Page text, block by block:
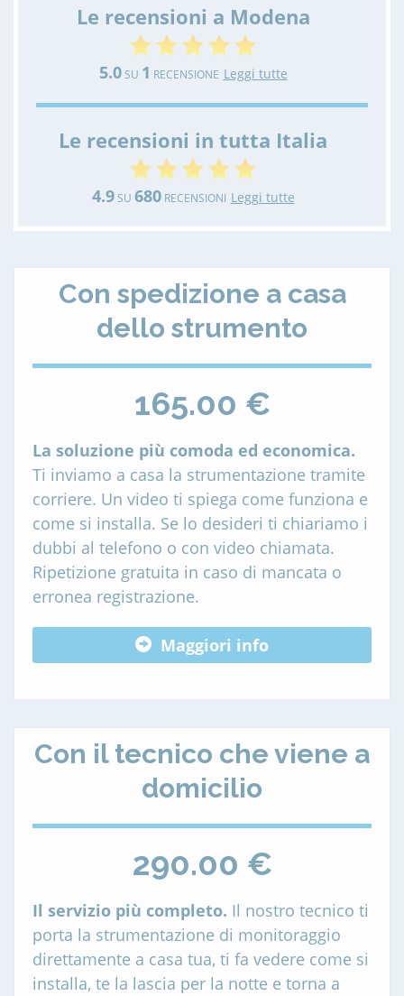
Le recensioni a Modena
5.0SU 1 RECENSIONE Leggi tutte
Le recensioni in tutta Italia
4.9SU 680RECENSIONI Leggi tutte
Con spedizione a casa
dello strumento
165.00 €
La soluzione più comoda ed economica.
Ti inviamo a casa la strumentazione tramite
corriere. Un video ti spiega come funziona e
come si installa. Se lo desideri ti chiariamo i
dubbi al telefono o con video chiamata.
Ripetizione gratuita in caso di mancata o
erronea registrazione.
Maggiori info
Con il tecnico che viene a
domicilio
290.00 €
Il servizio più completo. Il nostro tecnico ti
porta la strumentazione di monitoraggio
direttamente a casa tua, ti fa vedere come si
installa, te la lascia per la notte e torna a